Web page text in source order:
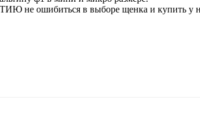
не ошибиться в выборе щенка и купить у